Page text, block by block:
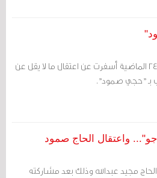
شنت السلطات الأمنية حملة واسعة في الساعات الـ 24 الماضية أسفرت عن اعتقال ما لا يقل عن
واعتقال الحاج صمود
السلطات البحرينية الأحد (5 مارس/ آذار 2017) الحاج مجيد عبدالله وذلك بعد مشاركته